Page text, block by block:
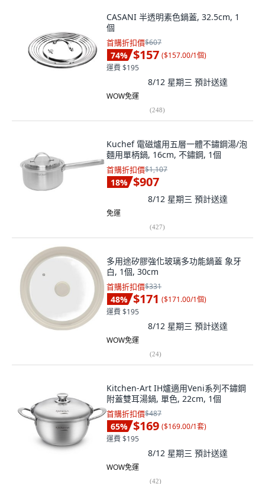
CASANI 半透明素色鍋蓋, 32.5cm, 1
個
首購折扣價$607
74% $157 ($157.00/1個)
運費 $195
8/12 星期三 預計送達
WOW免運
(248)
Kuchef 電磁爐用五層一體不鏽鋼湯/泡
麵用單柄鍋, 16cm, 不鏽鋼, 1個
首購折扣價$1,107
18% $907
8/12 星期三 預計送達
免運
(427)
多用途矽膠強化玻璃多功能鍋蓋 象牙
白, 1個, 30cm
首購折扣價$331
48% $171 ($171.00/1個)
運費 $195
8/12 星期三 預計送達
WOW免運
(24)
Kitchen-Art IH爐適用Veni系列不鏽鋼
附蓋雙耳湯鍋, 單色, 22cm, 1個
首購折扣價$487
65% $169 ($169.00/1套)
運費 $195
8/12 星期三 預計送達
WOW免運
(42)